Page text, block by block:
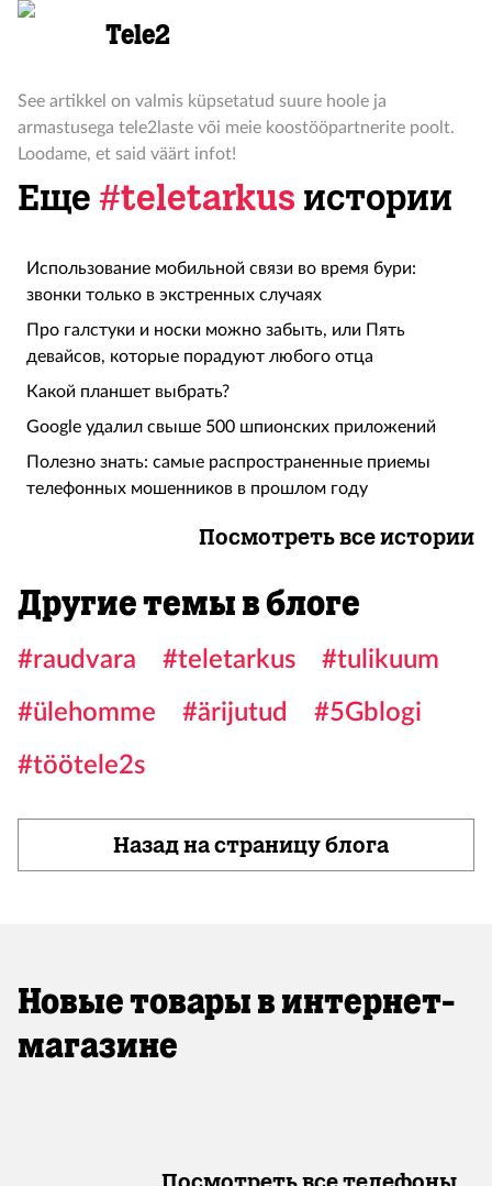
Tele2
See artikkel on valmis küpsetatud suure hoole ja
armastusega tele2laste või meie koostööpartnerite poolt.
Loodame, et said väärt infot!
Еще #teletarkus истории
Использование мобильной связи во время бури:
звонки только в экстренных случаях
Про галстуки и носки можно забыть, или Пять
девайсов, которые порадуют любого отца
Какой планшет выбрать?
Google удалил свыше 500 шпионских приложений
Полезно знать: самые распространенные приемы
телефонных мошенников в прошлом году
Посмотреть все истории
Другие темы в блоге
#raudvara #teletarkus
#tulikuum
#ülehomme
#ärijutud
#5Gblogi
#töötele2s
Назад на страницу блога
Новые товары в интернет-
магазине